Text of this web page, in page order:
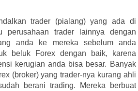
trader (pialang) yang ada di
perusahaan trader lainnya dengan
anda ke mereka sebelum anda
beluk Forex dengan baik, karena
kerugian anda bisa besar. Banyak
(broker) yang trader-nya kurang ahli
berani trading. Mereka berbuat